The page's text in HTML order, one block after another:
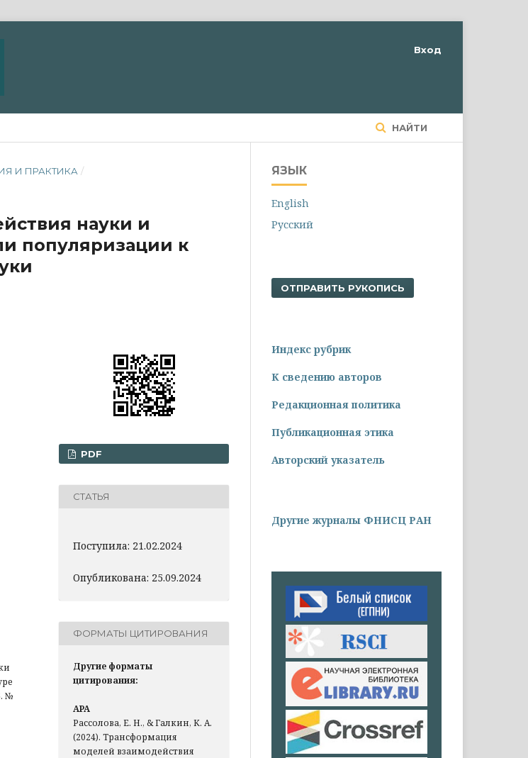
НАЙТИ
Вход
И ПРАКТИКА /
науки и
популяризации к
№
PDF
СТАТЬЯ
Поступила: 21.02.2024
Опубликована: 25.09.2024
ФОРМАТЫ ЦИТИРОВАНИЯ
Другие форматы
цитирования:
APA
Рассолова, Е. Н., & Галкин, К. А.
(2024). Трансформация
моделей взаимодействия
ЯЗЫК
English
Русский
ОТПРАВИТЬ РУКОПИСЬ
Индекс рубрик
К сведению авторов
Редакционная политика
Публикационная этика
Авторский указатель
Другие журналы ФНИСЦ РАН